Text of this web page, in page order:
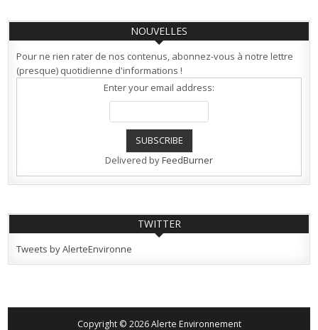
NOUVELLES
Pour ne rien rater de nos contenus, abonnez-vous à notre lettre
(presque) quotidienne d'informations !
Enter your email address:
Delivered byFeedBurner
TWITTER
Tweets by AlerteEnvironne
Copyright © 2026 Alerte Environnement